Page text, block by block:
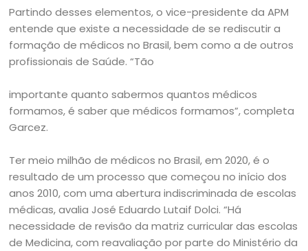
Partindo desses elementos, o vice-presidente da APM
entende que existe a necessidade de se rediscutir a
formação de médicos no Brasil, bem como a de outros
profissionais de Saúde. “Tão
importante quanto sabermos quantos médicos
formamos, é saber que médicos formamos”, completa
Garcez.
Ter meio milhão de médicos no Brasil, em 2020, é o
resultado de um processo que começou no início dos
anos 2010, com uma abertura indiscriminada de escolas
médicas, avalia José Eduardo Lutaif Dolci. “Há
necessidade de revisão da matriz curricular das escolas
de Medicina, com reavaliação por parte do Ministério da